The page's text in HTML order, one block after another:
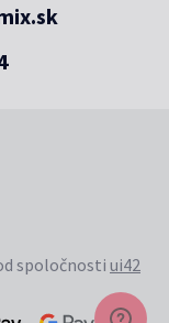
spoločnosti ui42